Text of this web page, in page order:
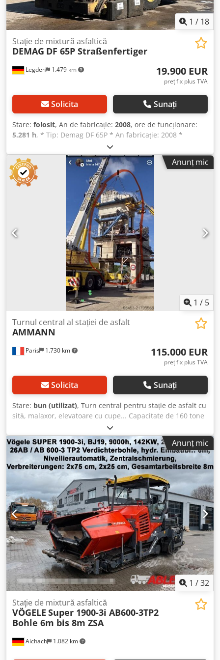
1 / 18
Legden 1.479 km
Staţie de mixtură asfaltică
DEMAG DF 65P Straßenfertiger
19.900 EUR
preț fix plus TVA
Solicita Sunați
Stare: folosit, An de fabricație: 2008, ore de funcționare:
5.281 h, * Tip: Demag DF 65P * An fabricație: 2008 *
Putere: 52 kW Dcodpfoy Hblhex Akwok -----Număr intern
vehicul: 10326----Ne rezervăm dreptul la erori și vânzare
intermediară. Suport WhatsApp disponibil! Pentru
întrebări despre vehicul sau informații suplimentare, vă
rugăm să ne scrieți cu ușurință pe WhatsApp. Whatsapp:
germană, engleză -- Whatsapp: germană, engleză, arabă
Anunț mic
1 / 5
Paris 1.730 km
Turnul central al stației de asfalt
AMMANN
115.000 EUR
preț fix plus TVA
Solicita Sunați
Stare: bun (utilizat), Turn central pentru stație de asfalt cu
sită, malaxor, elevatoare cu cupe... Capacitate de 160 tone
pe oră. Dcedpoy Hf Duefx Akwok
Anunț mic
1 /32
Aichach 1.082 km
Staţie de mixtură asfaltică
VÖGELE Super 1900-3i AB600-3TP2
Bohle 6m bis 8m ZSA